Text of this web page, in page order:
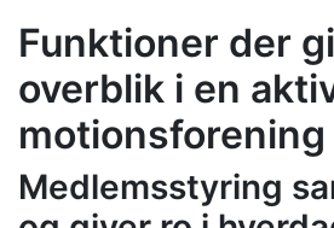
Funktioner der
overblik i en
motionsforening
Medlemsstyring